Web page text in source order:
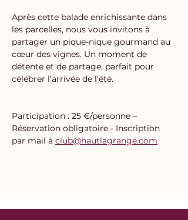
Après cette balade enrichissante dans
les parcelles, nous vous invitons à
partager un pique-nique gourmand au
cœur des vignes. Un moment de
détente et de partage, parfait pour
célébrer l’arrivée de l’été.
Participation : 25 €/personne –
Réservation obligatoire - Inscription
par mail à club@hautlagrange.com